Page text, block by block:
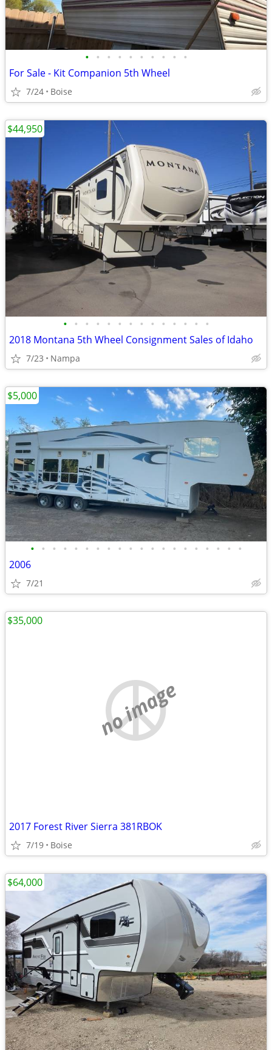
• • • • • • • • • •
For Sale - Kit Companion 5th Wheel
7/24 Boise
• • • • • • • • • • • • • •
2018 Montana 5th Wheel Consignment Sales of Idaho
7/23 Nampa
$44,950
• • • • • • • • • • • • • • • • • • • •
2006
7/21
$5,000
no image
2017 Forest River Sierra 381RBOK
7/19 Boise
$35,000
$64,000